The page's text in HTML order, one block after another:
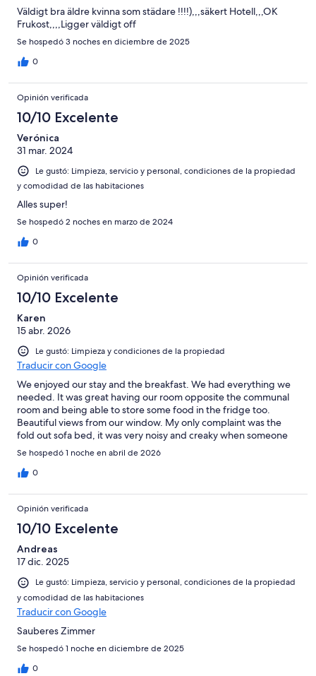
Väldigt bra äldre kvinna som städare !!!!),,,säkert Hotell,,,OK
Frukost,,,,Ligger väldigt off
Se hospedó 3 noches en diciembre de 2025
0
Opinión verificada
10/10 Excelente
Verónica
31 mar. 2024
Le gustó: Limpieza, servicio y personal, condiciones de la propiedad
y comodidad de las habitaciones
Alles super!
Se hospedó 2 noches en marzo de 2024
0
Opinión verificada
10/10 Excelente
Karen
15 abr. 2026
Le gustó: Limpieza y condiciones de la propiedad
Traducir con Google
We enjoyed our stay and the breakfast. We had everything we
needed. It was great having our room opposite the communal
room and being able to store some food in the fridge too.
Beautiful views from our window. My only complaint was the
fold out sofa bed, it was very noisy and creaky when someone
moved or turned over. I’m a very light sleeper so I didn’t get
much sleep that night.
Se hospedó 1 noche en abril de 2026
0
Opinión verificada
10/10 Excelente
Andreas
17 dic. 2025
Le gustó: Limpieza, servicio y personal, condiciones de la propiedad
y comodidad de las habitaciones
Traducir con Google
Sauberes Zimmer
Se hospedó 1 noche en diciembre de 2025
0